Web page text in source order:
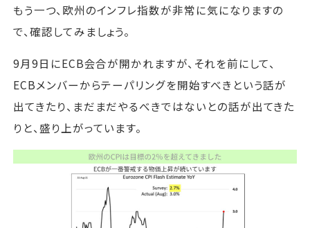
もう一つ、欧州のインフレ指数が非常に気になりますの
で、確認してみましょう。
9月9日にECB会合が開かれますが、それを前にして、
ECBメンバーからテーパリングを開始すべきという話が
出てきたり、まだまだやるべきではないとの話が出てきた
りと、盛り上がっています。